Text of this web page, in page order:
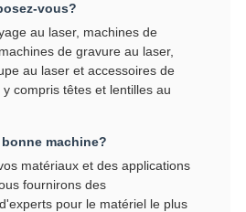
vous?
au laser, machines de
de gravure au laser,
au laser et accessoires de
compris têtes et lentilles au
machine?
matériaux et des applications
fournirons des
pour le matériel le plus